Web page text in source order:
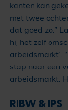
kanten kan
met twee
dat goed zo.”
hij het zelf
arbeidsmarkt’.
stap naar een
arbeidsmarkt.
RIBW & IPS